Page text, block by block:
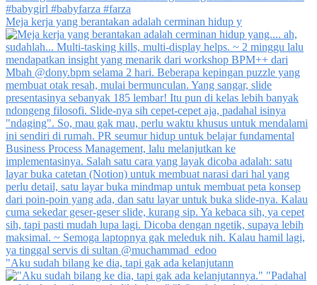
Meja kerja yang berantakan adalah cerminan hidup y
"Aku sudah bilang ke dia, tapi gak ada kelanjutann